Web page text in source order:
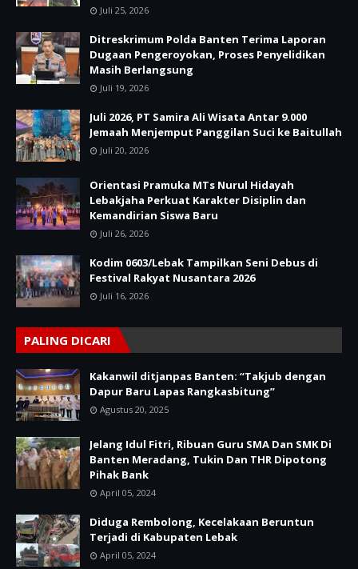
Juli 25, 2026
Ditreskrimum Polda Banten Terima Laporan
Dugaan Pengeroyokan, Proses Penyelidikan
Masih Berlangsung
Juli 19, 2026
Juli 2026, PT Samira Ali Wisata Antar 9.000
Jemaah Menjemput Panggilan Suci ke Baitullah
Juli 20, 2026
Orientasi Pramuka MTs Nurul Hidayah
Lebakjaha Perkuat Karakter Disiplin dan
Kemandirian Siswa Baru
Juli 26, 2026
Kodim 0603/Lebak Tampilkan Seni Debus di
Festival Rakyat Nusantara 2026
Juli 16, 2026
PALING DICARI
Kakanwil ditjanpas Banten: “Takjub dengan
Dapur Baru Lapas Rangkasbitung”
Agustus 20, 2025
Jelang Idul Fitri, Ribuan Guru SMA Dan SMK Di
Banten Meradang, Tukin Dan THR Dipotong
Pihak Bank
April 05, 2024
Diduga Rembolong, Kecelakaan Beruntun
Terjadi di Kabupaten Lebak
April 05, 2024